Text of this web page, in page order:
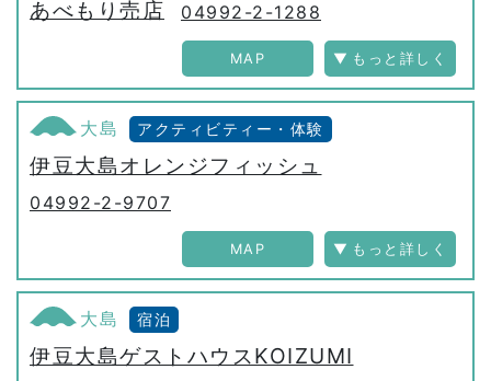
あべもり売店 04992-2-1288
MAP
大島 アクティビティー・体験
伊豆大島オレンジフィッシュ
04992-2-9707
MAP
大島 宿泊
伊豆大島ゲストハウスKOIZUMI